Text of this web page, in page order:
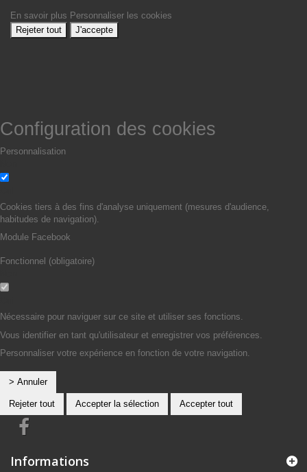
En savoir plus Personnaliser les cookies
Rejeter tout
J'accepte
Configuration des cookies
Personnalisation
Cookies tiers à des fins d'analyse uniquement (mesures d'audience,
habitudes de navigation).
Module Facebook
Fonctionnel (obligatoire)
Nécessaire pour naviguer sur ce site et utiliser ses fonctions.
Vous identifier en tant qu'utilisateur et enregistrer vos préférences.
Personnaliser votre expérience en fonction de votre navigation.
> Annuler
Rejeter tout Accepter la sélection Accepter tout
Informations